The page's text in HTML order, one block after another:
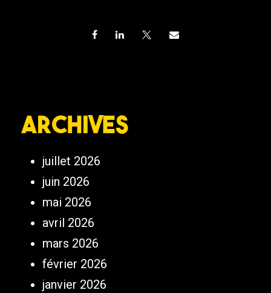
Archives
juillet 2026
juin 2026
mai 2026
avril 2026
mars 2026
février 2026
janvier 2026